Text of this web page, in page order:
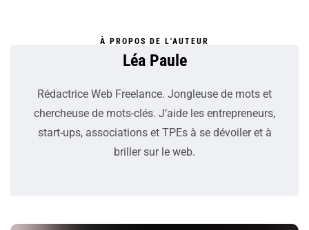
À PROPOS DE L'AUTEUR
Léa Paule
Rédactrice Web Freelance. Jongleuse de mots et
chercheuse de mots-clés. J’aide les entrepreneurs,
start-ups, associations et TPEs à se dévoiler et à
briller sur le web.